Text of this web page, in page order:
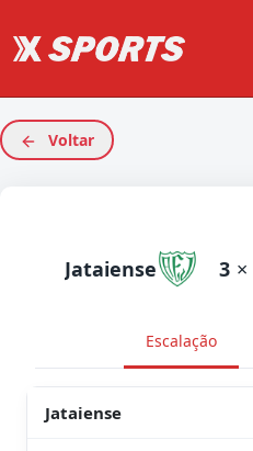
Voltar
Jataiense 3 ×
Escalação
Jataiense